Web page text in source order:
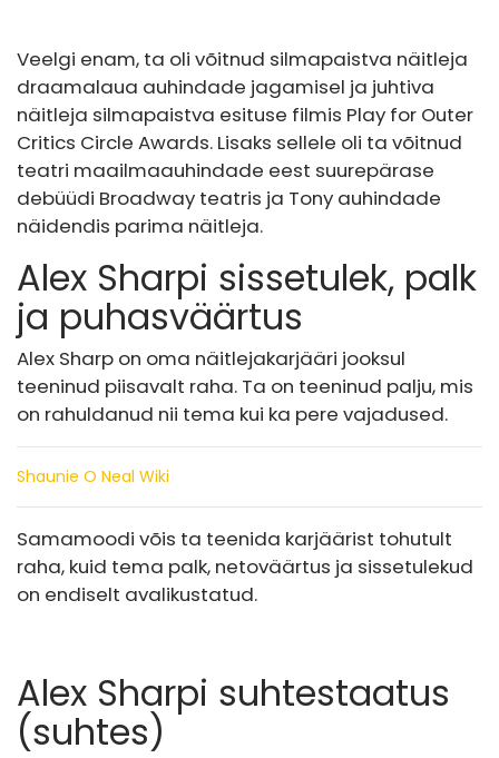
Veelgi enam, ta oli võitnud silmapaistva näitleja
draamalaua auhindade jagamisel ja juhtiva
näitleja silmapaistva esituse filmis Play for Outer
Critics Circle Awards. Lisaks sellele oli ta võitnud
teatri maailmaauhindade eest suurepärase
debüüdi Broadway teatris ja Tony auhindade
näidendis parima näitleja.
Alex Sharpi sissetulek, palk
ja puhasväärtus
Alex Sharp on oma näitlejakarjääri jooksul
teeninud piisavalt raha. Ta on teeninud palju, mis
on rahuldanud nii tema kui ka pere vajadused.
Shaunie O Neal Wiki
Samamoodi võis ta teenida karjäärist tohutult
raha, kuid tema palk, netoväärtus ja sissetulekud
on endiselt avalikustatud.
Alex Sharpi suhtestaatus
(suhtes)